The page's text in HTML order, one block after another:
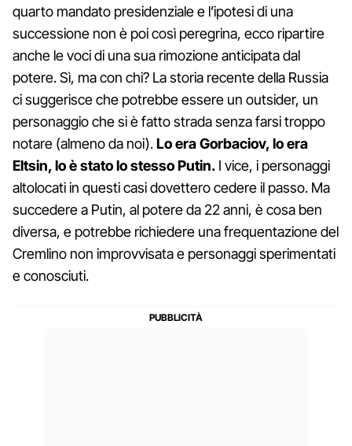
quarto mandato presidenziale e l’ipotesi di una
successione non è poi così peregrina, ecco ripartire
anche le voci di una sua rimozione anticipata dal
potere. Sì, ma con chi? La storia recente della Russia
ci suggerisce che potrebbe essere un outsider, un
personaggio che si è fatto strada senza farsi troppo
notare (almeno da noi).Lo era Gorbaciov, lo era
Eltsin, lo è stato lo stesso Putin. I vice, i personaggi
altolocati in questi casi dovettero cedere il passo. Ma
succedere a Putin, al potere da 22 anni, è cosa ben
diversa, e potrebbe richiedere una frequentazione del
Cremlino non improvvisata e personaggi sperimentati
e conosciuti.